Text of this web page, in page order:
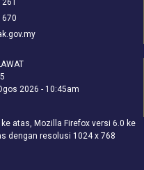
670
2026 - 10:45am
atas, Mozilla Firefox versi 6.0 ke
dengan resolusi 1024 x 768